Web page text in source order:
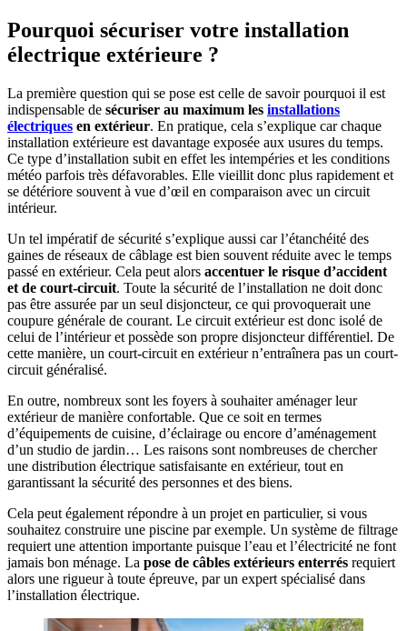
Pourquoi sécuriser votre installation
électrique extérieure ?
La première question qui se pose est celle de savoir pourquoi il est
indispensable de sécuriser au maximum les installations
électriques en extérieur. En pratique, cela s’explique car chaque
installation extérieure est davantage exposée aux usures du temps.
Ce type d’installation subit en effet les intempéries et les conditions
météo parfois très défavorables. Elle vieillit donc plus rapidement et
se détériore souvent à vue d’œil en comparaison avec un circuit
intérieur.
Un tel impératif de sécurité s’explique aussi car l’étanchéité des
gaines de réseaux de câblage est bien souvent réduite avec le temps
passé en extérieur. Cela peut alors accentuer le risque d’accident
et de court-circuit. Toute la sécurité de l’installation ne doit donc
pas être assurée par un seul disjoncteur, ce qui provoquerait une
coupure générale de courant. Le circuit extérieur est donc isolé de
celui de l’intérieur et possède son propre disjoncteur différentiel. De
cette manière, un court-circuit en extérieur n’entraînera pas un court-
circuit généralisé.
En outre, nombreux sont les foyers à souhaiter aménager leur
extérieur de manière confortable. Que ce soit en termes
d’équipements de cuisine, d’éclairage ou encore d’aménagement
d’un studio de jardin… Les raisons sont nombreuses de chercher
une distribution électrique satisfaisante en extérieur, tout en
garantissant la sécurité des personnes et des biens.
Cela peut également répondre à un projet en particulier, si vous
souhaitez construire une piscine par exemple. Un système de filtrage
requiert une attention importante puisque l’eau et l’électricité ne font
jamais bon ménage. La pose de câbles extérieurs enterrés requiert
alors une rigueur à toute épreuve, par un expert spécialisé dans
l’installation électrique.